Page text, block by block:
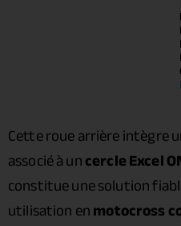
Cette roue arrière intègre
associé à uncercle Excel
constitue une solution
utilisation enmotocross